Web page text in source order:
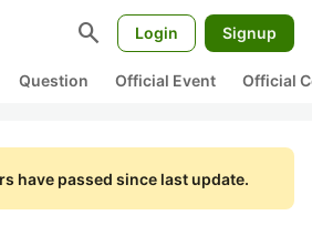
search Login Signup
Question Official Event Official
have passed since last update.